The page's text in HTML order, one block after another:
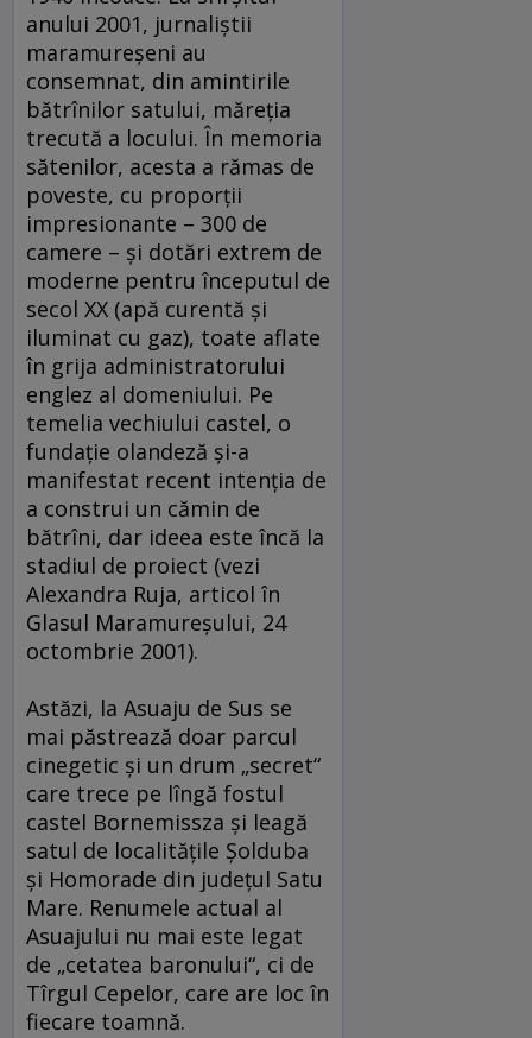
anului 2001, jurnaliştii
maramureşeni au
consemnat, din amintirile
bătrînilor satului, măreţia
trecută a locului. În memoria
sătenilor, acesta a rămas de
poveste, cu proporţii
impresionante – 300 de
camere – şi dotări extrem de
moderne pentru începutul de
secol XX (apă curentă şi
iluminat cu gaz), toate aflate
în grija administratorului
englez al domeniului. Pe
temelia vechiului castel, o
fundaţie olandeză şi-a
manifestat recent intenţia de
a construi un cămin de
bătrîni, dar ideea este încă la
stadiul de proiect (vezi
Alexandra Ruja, articol în
Glasul Maramureşului, 24
octombrie 2001).
Astăzi, la Asuaju de Sus se
mai păstrează doar parcul
cinegetic şi un drum „secret“
care trece pe lîngă fostul
castel Bornemissza şi leagă
satul de localităţile Şolduba
şi Homorade din judeţul Satu
Mare. Renumele actual al
Asuajului nu mai este legat
de „cetatea baronului“, ci de
Tîrgul Cepelor, care are loc în
fiecare toamnă.